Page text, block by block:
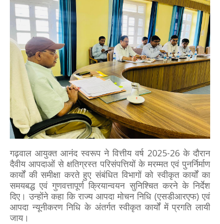
गढ़वाल आयुक्त आनंद स्वरूप ने वित्तीय वर्ष 2025-26 के दौरान
दैवीय आपदाओं से क्षतिग्रस्त परिसंपत्तियों के मरम्मत एवं पुनर्निर्माण
कार्यों की समीक्षा करते हुए संबंधित विभागों को स्वीकृत कार्यों का
समयबद्ध एवं गुणवत्तापूर्ण क्रियान्वयन सुनिश्चित करने के निर्देश
दिए। उन्होंने कहा कि राज्य आपदा मोचन निधि (एसडीआरएफ) एवं
आपदा न्यूनीकरण निधि के अंतर्गत स्वीकृत कार्यों में प्रगति लायी
जाय।